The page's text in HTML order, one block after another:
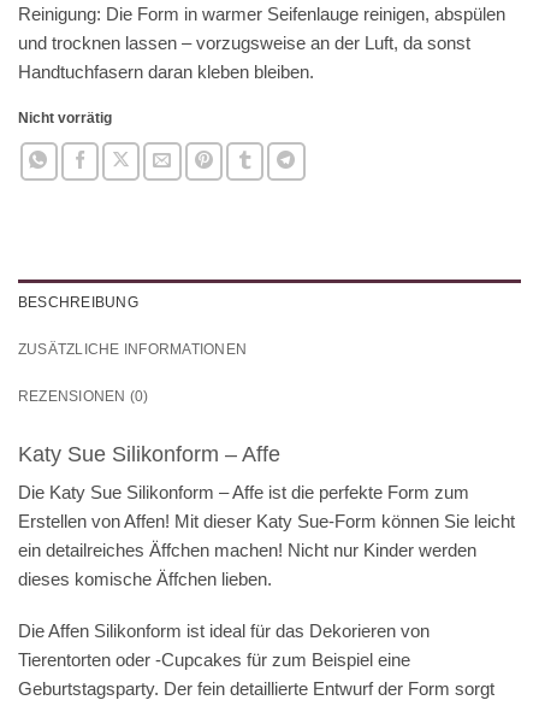
Reinigung: Die Form in warmer Seifenlauge reinigen, abspülen
und trocknen lassen – vorzugsweise an der Luft, da sonst
Handtuchfasern daran kleben bleiben.
Nicht vorrätig
BESCHREIBUNG
ZUSÄTZLICHE INFORMATIONEN
REZENSIONEN (0)
Katy Sue Silikonform – Affe
Die Katy Sue Silikonform – Affe ist die perfekte Form zum
Erstellen von Affen! Mit dieser Katy Sue-Form können Sie leicht
ein detailreiches Äffchen machen! Nicht nur Kinder werden
dieses komische Äffchen lieben.
Die Affen Silikonform ist ideal für das Dekorieren von
Tierentorten oder -Cupcakes für zum Beispiel eine
Geburtstagsparty. Der fein detaillierte Entwurf der Form sorgt